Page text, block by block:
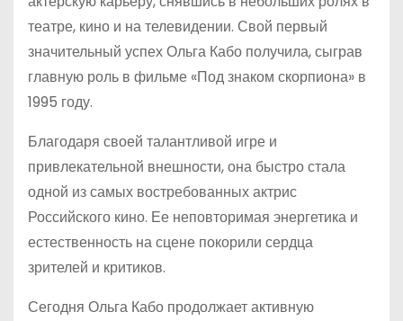
театре, кино и на телевидении. Свой первый
значительный успех Ольга Кабо получила, сыграв
главную роль в фильме «Под знаком скорпиона» в
1995 году.
Благодаря своей талантливой игре и
привлекательной внешности, она быстро стала
одной из самых востребованных актрис
Российского кино. Ее неповторимая энергетика и
естественность на сцене покорили сердца
зрителей и критиков.
Сегодня Ольга Кабо продолжает активную